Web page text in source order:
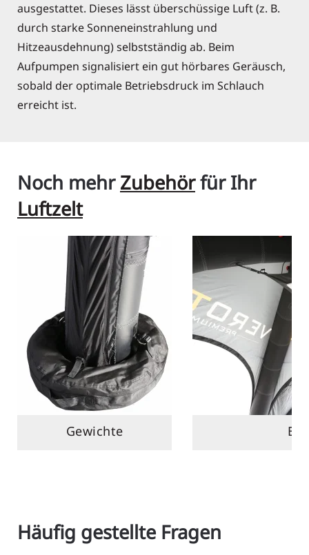
ausgestattet. Dieses lässt überschüssige Luft (z. B.
durch starke Sonneneinstrahlung und
Hitzeausdehnung) selbstständig ab. Beim
Aufpumpen signalisiert ein gut hörbares Geräusch,
sobald der optimale Betriebsdruck im Schlauch
erreicht ist.
Noch mehrZubehörfür Ihr
Luftzelt
Gewichte
Häufig gestellte Fragen